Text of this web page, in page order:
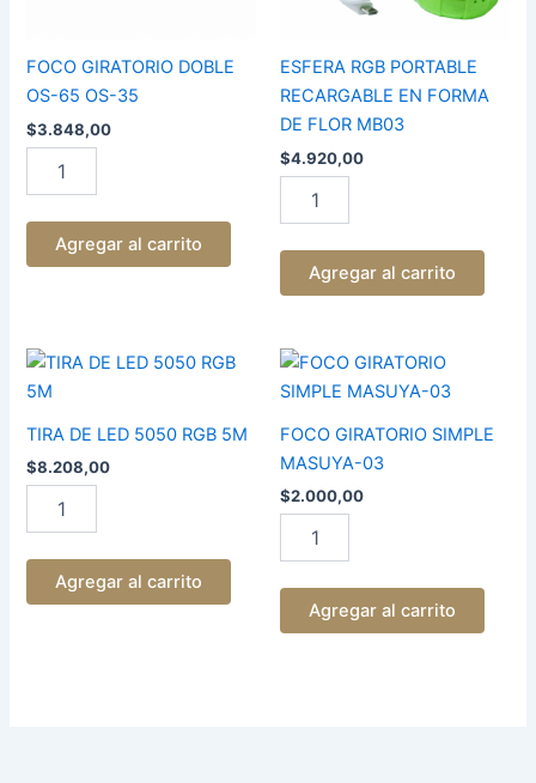
FOCO GIRATORIO DOBLE
OS-65 OS-35
$3.848,00
Agregar al carrito
ESFERA RGB PORTABLE
RECARGABLE EN FORMA
DE FLOR MB03
$4.920,00
Agregar al carrito
TIRA DE LED 5050 RGB 5M
$8.208,00
TIRA
DE
5050
5M
cantidad
Agregar al carrito
FOCO GIRATORIO SIMPLE
MASUYA-03
$2.000,00
FOCO
GIRATORIO
MASUYA-
03
Agregar al carrito